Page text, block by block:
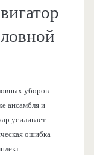
уборов —
ансамбля и
усиливает
ошибка